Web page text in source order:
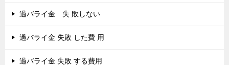
過バライ金 失 敗しない
過バライ金 失敗 した費 用
過バライ金 失敗 する費用